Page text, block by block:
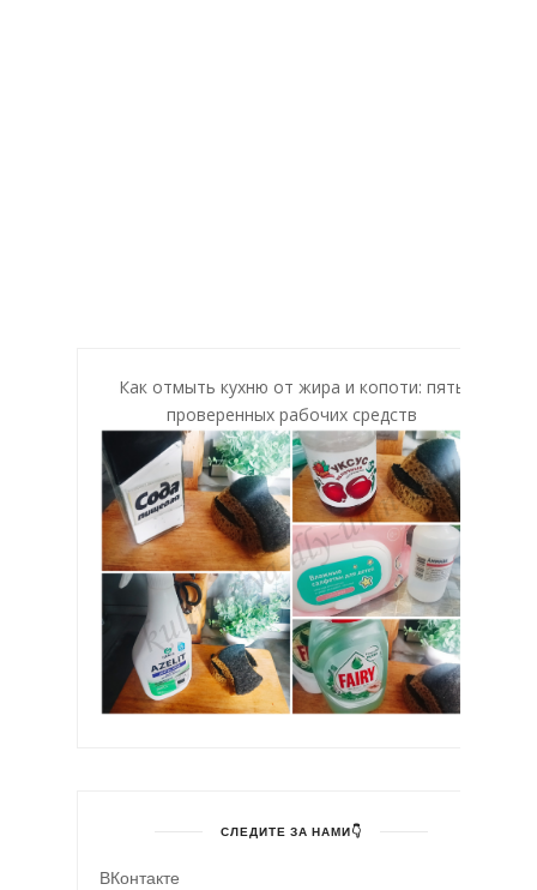
Как отмыть кухню от жира и копоти: пять
проверенных рабочих средств
СЛЕДИТЕ ЗА НАМИ👇
ВКонтакте